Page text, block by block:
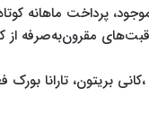
پرداخت ماهانه
مقرون‌به‌صرفه
بریتون، تارانا بورک